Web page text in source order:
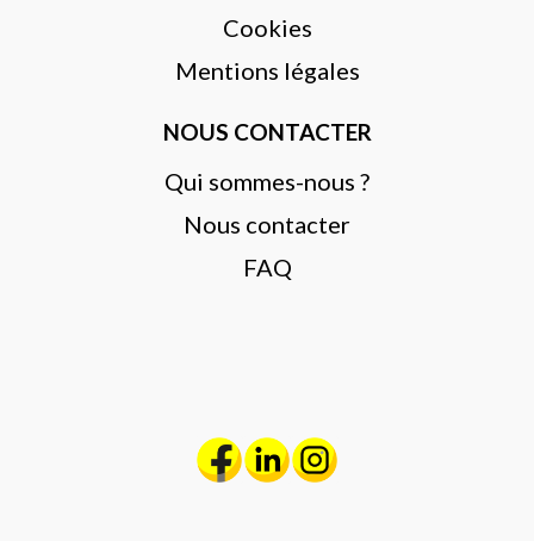
Cookies
Mentions légales
NOUS CONTACTER
Qui sommes-nous ?
Nous contacter
FAQ